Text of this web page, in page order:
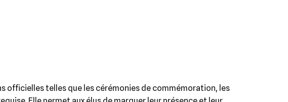
officielles telles que les cérémonies de commémoration, les